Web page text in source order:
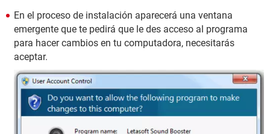
En el proceso de instalación aparecerá una ventana
emergente que te pedirá que le des acceso al programa
para hacer cambios en tu computadora, necesitarás
aceptar.